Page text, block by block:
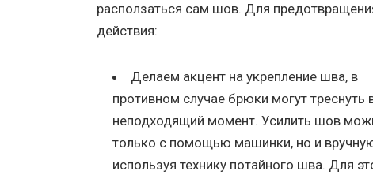
расползаться сам шов. Для
действия:
Делаем акцент на укрепление шва, в
противном случае брюки могут треснуть
неподходящий момент. Усилить шов
только с помощью машинки, но и
используя технику потайного шва. Для